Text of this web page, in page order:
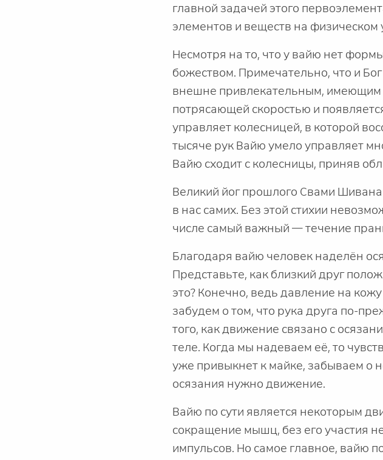
главной задачей этого
элементов и веществ на физическом
Несмотря на то, что у вайю нет
божеством. Примечательно, что и
внешне привлекательным, имеющим
потрясающей скоростью и
управляет колесницей, в которой
тысяче рук Вайю умело управляет
Вайю сходит с колесницы, приняв
Великий йог прошлого Свами
в нас самих. Без этой стихии
числе самый важный — течение
Благодаря вайю человек наделён
Представьте, как близкий друг
это? Конечно, ведь давление на
забудем о том, что рука друга по-
того, как движение связано с
теле. Когда мы надеваем её, то
уже привыкнет к майке, забываем о
осязания нужно движение.
Вайю по сути является некоторым
сокращение мышц, без его участия
импульсов. Но самое главное, вайю